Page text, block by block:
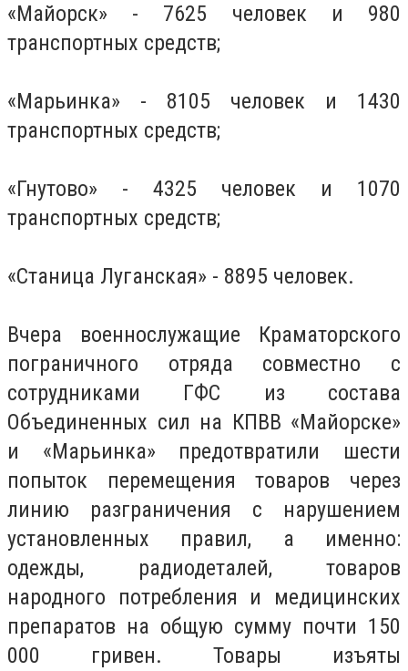
«Майорск» - 7625 человек и 980
транспортных средств;
«Марьинка» - 8105 человек и 1430
транспортных средств;
«Гнутово» - 4325 человек и 1070
транспортных средств;
«Станица Луганская» - 8895 человек.
Вчера военнослужащие Краматорского
пограничного отряда совместно с
сотрудниками ГФС из состава
Объединенных сил на КПВВ «Майорске»
и «Марьинка» предотвратили шести
попыток перемещения товаров через
линию разграничения с нарушением
установленных правил, а именно:
одежды, радиодеталей, товаров
народного потребления и медицинских
препаратов на общую сумму почти 150
000 гривен. Товары изъяты